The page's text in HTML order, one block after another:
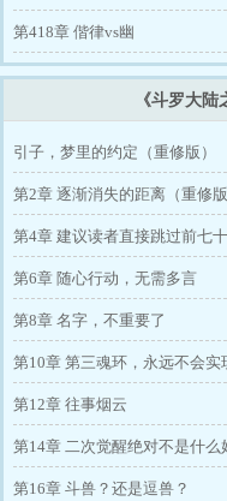
第418章 偕律vs幽
《斗罗大
引子，梦里的约定（重修版）
第2章 逐渐消失的距离（重修版
第4章 建议读者直接跳过前七十
第6章 随心行动，无需多言
第8章 名字，不重要了
第10章 第三魂环，永远不会实
定
第12章 往事烟云
第14章 二次觉醒绝对不是什么
第16章 斗兽？还是逗兽？